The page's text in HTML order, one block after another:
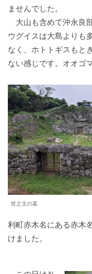
ませんでした。
大山も含めて沖永良
ウグイスは大島よりも
なく、ホトトギスもと
ない感じです。オオゴ
世之主の墓
利町赤木名にある赤木
けました。